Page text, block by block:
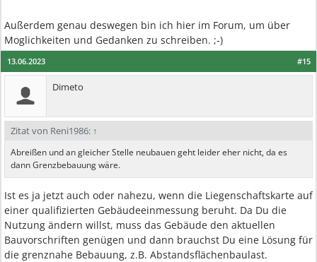
Außerdem genau deswegen bin ich hier im Forum, um über
Moglichkeiten und Gedanken zu schreiben. ;-)
#15
13.06.2023
Dimeto
Zitat von Reni1986: ↑
Abreißen und an gleicher Stelle neubauen geht leider eher nicht, da es
dann Grenzbebauung wäre.
Ist es ja jetzt auch oder nahezu, wenn die Liegenschaftskarte auf
einer qualifizierten Gebäudeeinmessung beruht. Da Du die
Nutzung ändern willst, muss das Gebäude den aktuellen
Bauvorschriften genügen und dann brauchst Du eine Lösung für
die grenznahe Bebauung, z.B. Abstandsflächenbaulast.